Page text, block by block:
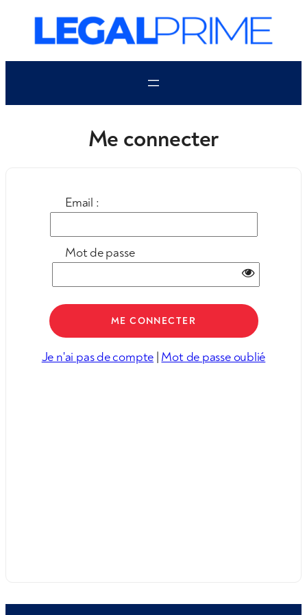
contenu
Me connecter
Email :
Mot de passe
Je n'ai pas de compte | Mot de passe oublié